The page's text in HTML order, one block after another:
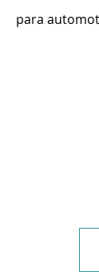
para